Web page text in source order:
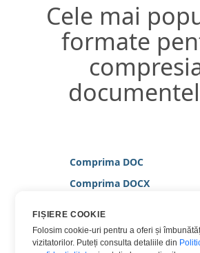
Cele mai
formate
Comprima DOC
Comprima DOCX
Comprima JPG
Comprima PDF
FIȘIERE COOKIE
Folosim cookie-uri pentru a oferi și
vizitatorilor. Puteți consulta detaliile din